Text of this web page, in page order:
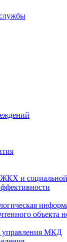
ЖКХ и
объекта
управления МКД